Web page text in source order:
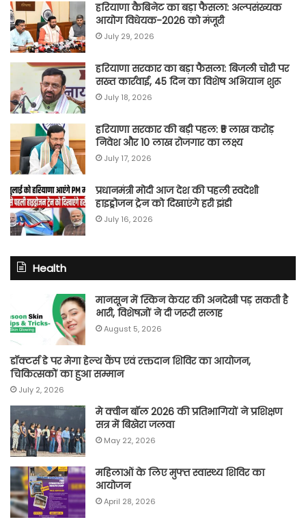
हरियाणा कैबिनेट का बड़ा फैसला: अल्पसंख्यक
आयोग विधेयक-2026 को मंजूरी
July 29, 2026
हरियाणा सरकार का बड़ा फैसला: बिजली चोरी पर
सख्त कार्रवाई, 45 दिन का विशेष अभियान शुरू
July 18, 2026
हरियाणा सरकार की बड़ी पहल: ₹5 लाख करोड़
निवेश और 10 लाख रोजगार का लक्ष्य
July 17, 2026
प्रधानमंत्री मोदी आज देश की पहली स्वदेशी
हाइड्रोजन ट्रेन को दिखाएंगे हरी झंडी
July 16, 2026
Health
मानसून में स्किन केयर की अनदेखी पड़ सकती है
भारी, विशेषज्ञों ने दी जरूरी सलाह
August 5, 2026
डॉक्टर्स डे पर मेगा हेल्थ कैंप एवं रक्तदान शिविर का आयोजन,
चिकित्सकों का हुआ सम्मान
July 2, 2026
मे क्वीन बॉल 2026 की प्रतिभागियों ने प्रशिक्षण
सत्र में बिखेरा जलवा
May 22, 2026
महिलाओं के लिए मुफ्त स्वास्थ्य शिविर का
आयोजन
April 28, 2026